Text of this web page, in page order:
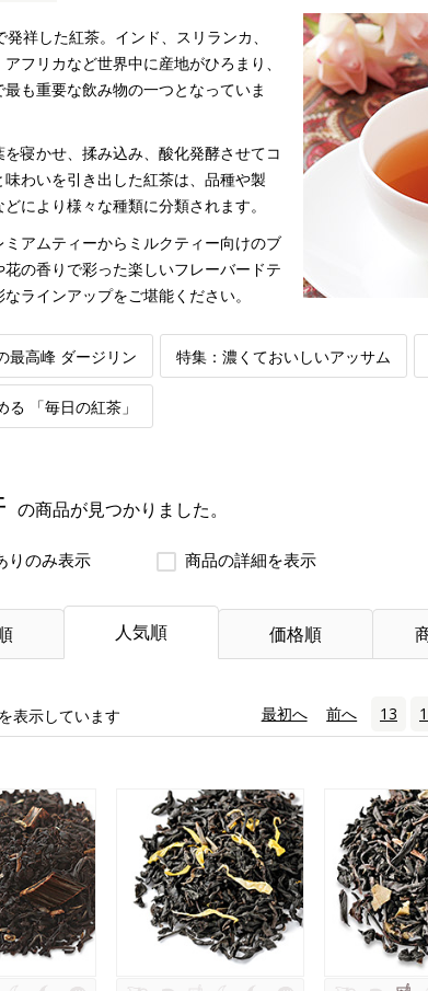
祥した紅茶。インド、スリランカ、
フリカなど世界中に産地がひろまり、
も重要な飲み物の一つとなっていま
寝かせ、揉み込み、酸化発酵させてコ
味わいを引き出した紅茶は、品種や製
により様々な種類に分類されます。
アムティーからミルクティー向けのブ
花の香りで彩った楽しいフレーバードテ
ラインアップをご堪能ください。
最高峰 ダージリン 特集：濃くておいしいアッサム
る 「毎日の紅茶」
の商品が見つかりました。
りのみ表示 商品の詳細を表示
人気順 価格順
表示しています 最初へ 前へ 13